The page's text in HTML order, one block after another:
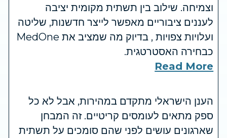
וצמיחה. שילוב בין תשתית מקומית יציבה
לעננים ציבוריים מאפשר לייצר חדשנות, שליטה
ועלויות צפויות , בדיוק מה שמציב את MedOne
כבחירה האסטרטגית.
Read More
הענן הישראלי מתקדם במהירות, אבל לא כל
ספק מתאים לעומסים קריטיים. זה המבחן
שארגונים עושים לפני שהם סומכים על תשתית